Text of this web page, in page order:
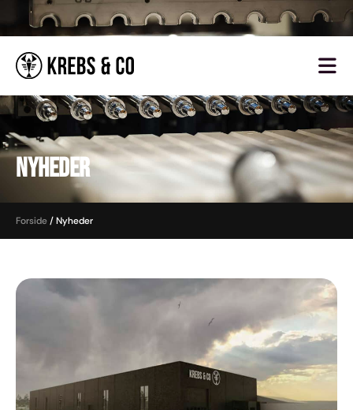
Nyheder
Forside/Nyheder